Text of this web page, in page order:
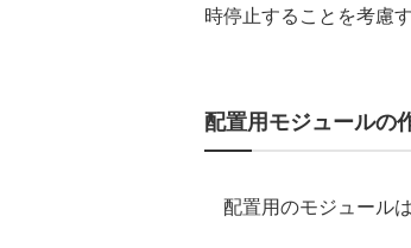
時停止することを考慮
配置用モジュールの
配置用のモジュール